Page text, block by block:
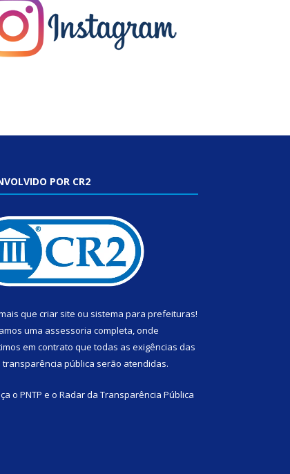
POR CR2
que criar site ou sistema para prefeituras!
uma assessoria completa, onde
em contrato que todas as exigências das
transparência pública serão atendidas.
o PNTP e o Radar da Transparência Pública